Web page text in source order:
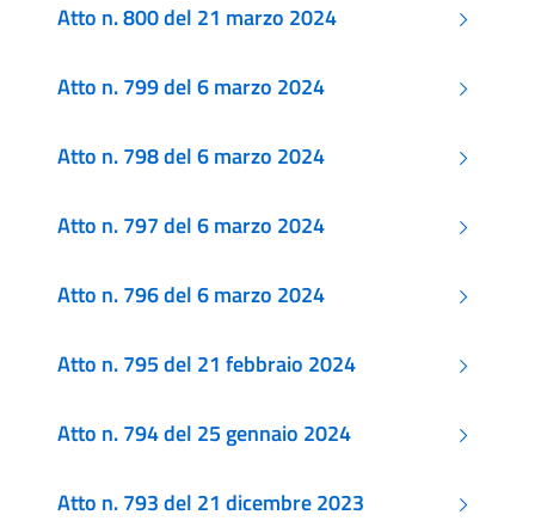
Atto n. 800 del 21 marzo 2024
Atto n. 799 del 6 marzo 2024
Atto n. 798 del 6 marzo 2024
Atto n. 797 del 6 marzo 2024
Atto n. 796 del 6 marzo 2024
Atto n. 795 del 21 febbraio 2024
Atto n. 794 del 25 gennaio 2024
Atto n. 793 del 21 dicembre 2023